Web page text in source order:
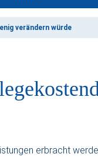
verändern würde
erbracht